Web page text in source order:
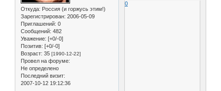
Откуда: Россия (и горжусь этим!)
Зарегистрирован: 2006-05-09
Приглашений: 0
Сообщений: 482
Уважение: [+0/-0]
Позитив: [+0/-0]
Возраст: 35 [1990-12-22]
Провел на форуме:
Не определено
Последний визит:
2007-10-12 19:12:36
0